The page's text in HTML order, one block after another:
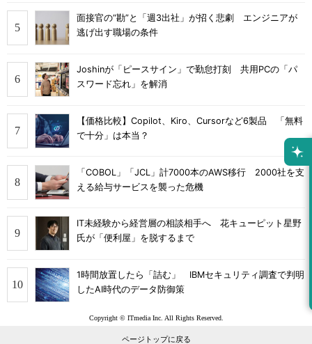
面接官の“勘”と「週3出社」が招く悲劇 エンジニアが
逃げ出す職場の条件
Joshinが「ピースサイン」で勤怠打刻 共用PCの「パ
スワード忘れ」を解消
【価格比較】Copilot、Kiro、Cursorなど6製品 「無料
で十分」は本当？
「COBOL」「JCL」計7000本のAWS移行 2000社を支
える給与サービスを襲った危機
IT未経験から経営層の相談相手へ 花キューピット星野
氏が「便利屋」を脱するまで
1時間放置したら「詰む」 IBMセキュリティ調査で判明
したAI時代のデータ防御策
Copyright © ITmedia Inc. All Rights Reserved.
ページトップに戻る